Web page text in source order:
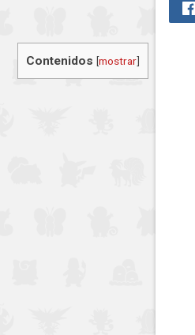
Contenidos [mostrar]